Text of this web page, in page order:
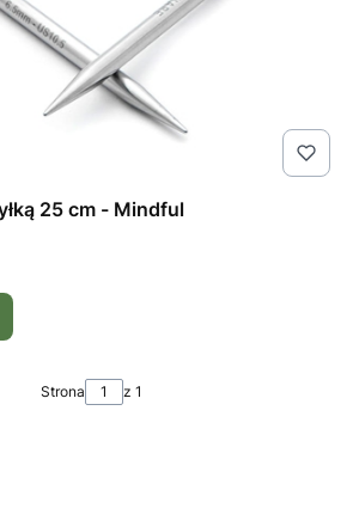
25 cm - Mindful
Strona z 1